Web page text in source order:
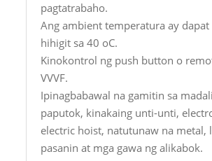
pagtatrabaho.
Ang ambient temperatura ay
hihigit sa 40 oC.
Kinokontrol ng push button o
VVVF.
Ipinagbabawal na gamitin sa
paputok, kinakaing unti-unti,
electric hoist, natutunaw na metal,
pasanin at mga gawa ng alikabok.